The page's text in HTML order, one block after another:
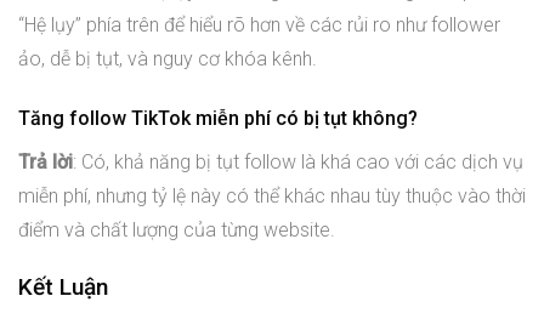
“Hệ lụy” phía trên để hiểu rõ hơn về các rủi ro như follower
ảo, dễ bị tụt, và nguy cơ khóa kênh.
Tăng follow TikTok miễn phí có bị tụt không?
Trả lời: Có, khả năng bị tụt follow là khá cao với các dịch vụ
miễn phí, nhưng tỷ lệ này có thể khác nhau tùy thuộc vào thời
điểm và chất lượng của từng website.
Kết Luận